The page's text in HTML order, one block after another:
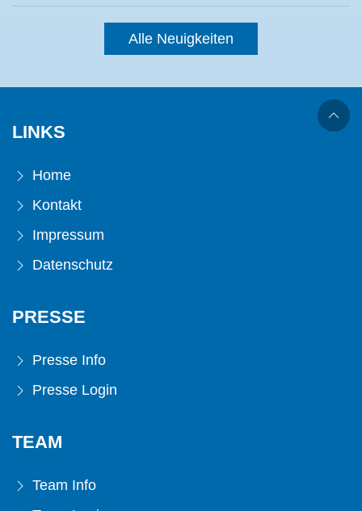
Alle Neuigkeiten
LINKS
Home
Kontakt
Impressum
Datenschutz
PRESSE
Presse Info
Presse Login
TEAM
Team Info